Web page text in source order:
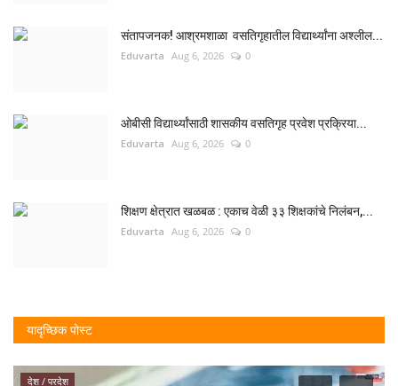
संतापजनक! आश्रमशाळा वसतिगृहातील विद्यार्थ्यांना अश्लील...
Eduvarta Aug 6, 2026 0
ओबीसी विद्यार्थ्यांसाठी शासकीय वसतिगृह प्रवेश प्रक्रिया...
Eduvarta Aug 6, 2026 0
शिक्षण क्षेत्रात खळबळ : एकाच वेळी ३३ शिक्षकांचे निलंबन,...
Eduvarta Aug 6, 2026 0
यादृच्छिक पोस्ट
देश / परदेश